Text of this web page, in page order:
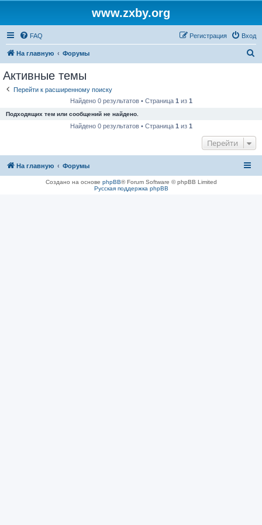
www.zxby.org
FAQ Вход
Регистрация
На главную Форумы
Активные темы
Перейти к расширенному поиску
Найдено 0 результатов • Страница 1 из 1
Подходящих тем или сообщений не найдено.
Найдено 0 результатов • Страница 1 из 1
Перейти
На главную Форумы
Создано на основе phpBB® Forum Software © phpBB Limited
Русская поддержка phpBB